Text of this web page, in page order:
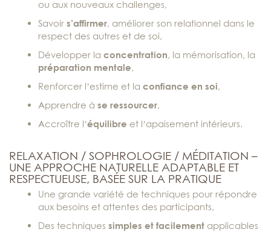
ou aux nouveaux challenges,
Savoir s’affirmer, améliorer son relationnel dans le
respect des autres et de soi,
Développer la concentration, la mémorisation, la
préparation mentale,
Renforcer l’estime et la confiance en soi,
Apprendre à se ressourcer,
Accroître l’équilibre et l’apaisement intérieurs.
RELAXATION / SOPHROLOGIE / MÉDITATION –
UNE APPROCHE NATURELLE ADAPTABLE ET
RESPECTUEUSE, BASÉE SUR LA PRATIQUE
Une grande variété de techniques pour répondre
aux besoins et attentes des participants,
Des techniques simples et facilement applicables